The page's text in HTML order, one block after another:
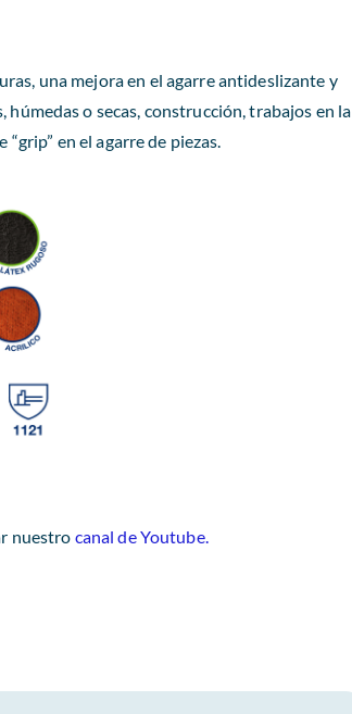
una mejora en el agarre antideslizante y
o secas, construcción, trabajos en la
en el agarre de piezas.
nuestro canal de Youtube.